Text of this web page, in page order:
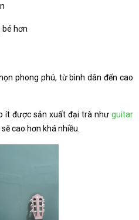
hơn
phong phú, từ bình dân đến cao
ít được sản xuất đại trà như guitar
cao hơn khá nhiều.